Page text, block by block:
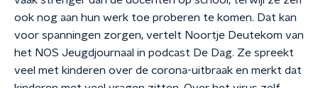
ook nog aan hun werk toe proberen te komen. Dat kan
voor spanningen zorgen, vertelt Noortje Deutekom van
het NOS Jeugdjournaal in podcast De Dag. Ze spreekt
veel met kinderen over de corona-uitbraak en merkt dat